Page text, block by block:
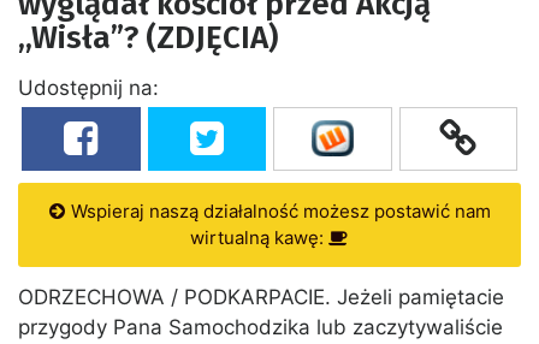
,,Wisła”? (ZDJĘCIA)
Udostępnij na:
Wspieraj naszą działalność możesz postawić nam
wirtualną kawę:
ODRZECHOWA / PODKARPACIE. Jeżeli pamiętacie
przygody Pana Samochodzika lub zaczytywaliście